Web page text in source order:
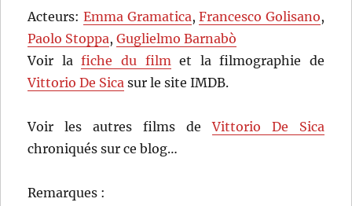
Acteurs: Emma Gramatica,Francesco Golisano,
Paolo Stoppa,Guglielmo Barnabò
Voir lafiche du filmet la filmographie de
Vittorio De Sica sur le site IMDB.
Voir les autres films deVittorio De Sica
chroniqués sur ce blog…
Remarques :